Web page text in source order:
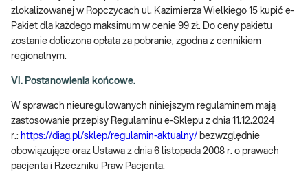
zlokalizowanej w Ropczycach ul. Kazimierza Wielkiego 15 kupić e-
Pakiet dla każdego maksimum w cenie 99 zł. Do ceny pakietu
zostanie doliczona opłata za pobranie, zgodna z cennikiem
regionalnym.
VI. Postanowienia końcowe.
W sprawach nieuregulowanych niniejszym regulaminem mają
zastosowanie przepisy Regulaminu e-Sklepu z dnia 11.12.2024
r.: https://diag.pl/sklep/regulamin-aktualny/ bezwzględnie
obowiązujące oraz Ustawa z dnia 6 listopada 2008 r. o prawach
pacjenta i Rzeczniku Praw Pacjenta.